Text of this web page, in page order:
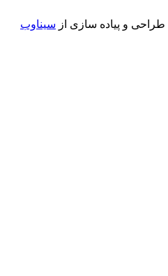
طراحی و پیاده سازی از سیناوب